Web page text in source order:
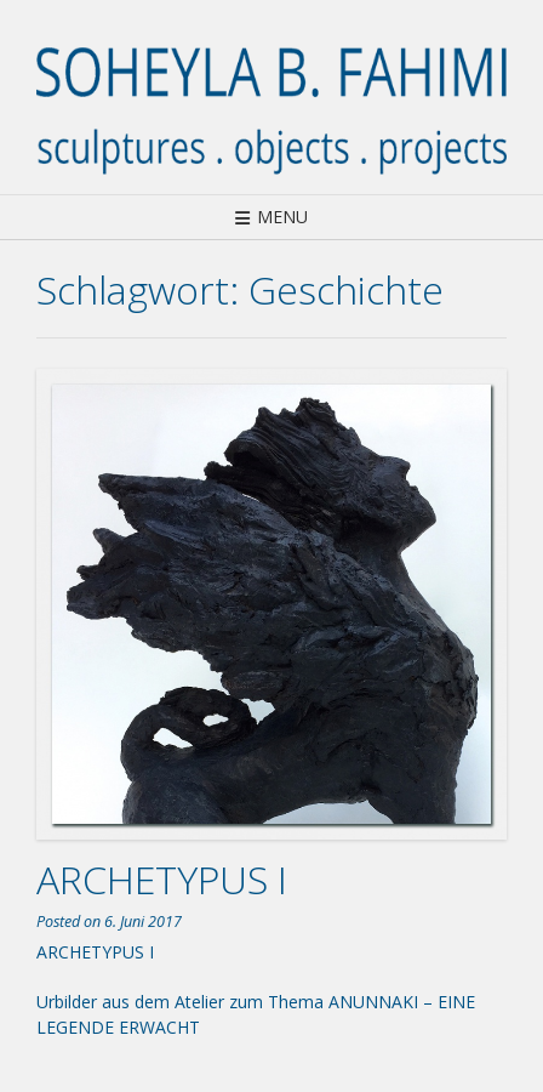
content
MENU
Schlagwort: Geschichte
ARCHETYPUS I
Posted on6. Juni 2017
ARCHETYPUS I
Urbilder aus dem Atelier zum Thema ANUNNAKI – EINE
LEGENDE ERWACHT